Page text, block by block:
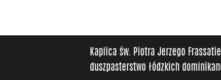
Kaplica św. Piotra Jerzego
duszpasterstwo łódzkich